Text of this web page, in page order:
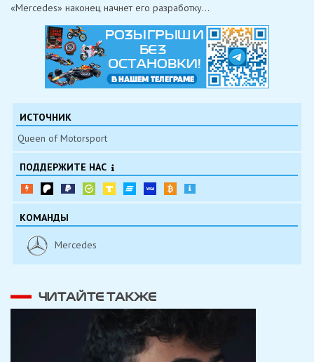
«Mercedes» наконец начнет его разработку…
ИСТОЧНИК
Queen of Motorsport
ПОДДЕРЖИТЕ НАС
КОМАНДЫ
Mercedes
ЧИТАЙТЕ ТАКЖЕ